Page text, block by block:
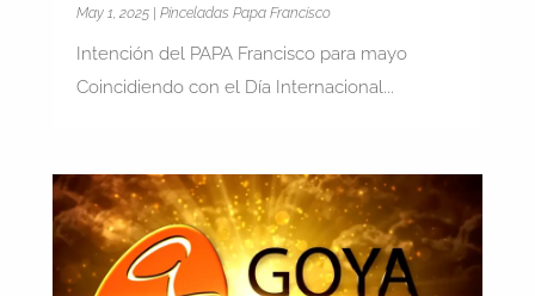
May 1, 2025| Pinceladas Papa Francisco
Intención del PAPA Francisco para mayo
Coincidiendo con el Día Internacional...